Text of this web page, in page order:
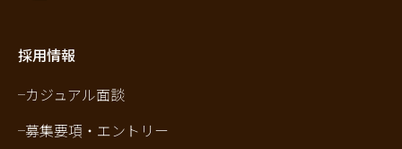
採用情報
カジュアル面談
募集要項・エントリー